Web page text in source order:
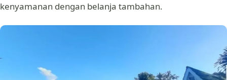
kenyamanan dengan belanja tambahan.